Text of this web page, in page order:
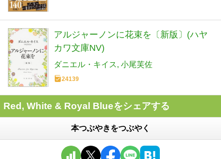
アルジャーノンに花束を〔新版〕(ハヤ
カワ文庫NV)
ダニエル・キイス 小尾芙佐
24139
Red, White & Royal Blueをシェアする
本つぶやきをつぶやく